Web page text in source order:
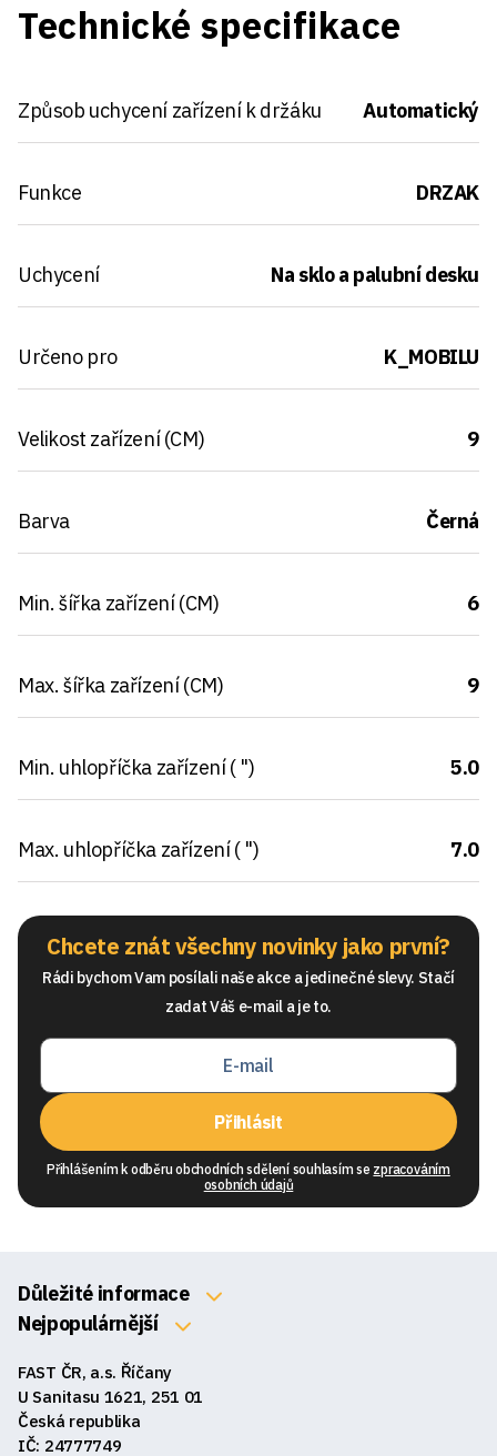
Technické specifikace
Způsob uchycení zařízení k držáku Automatický
Funkce DRZAK
Uchycení Na sklo a palubní desku
Určeno pro K_MOBILU
Velikost zařízení (CM) 9
Barva Černá
Min. šířka zařízení (CM) 6
Max. šířka zařízení (CM) 9
Min. uhlopříčka zařízení ( ") 5.0
Max. uhlopříčka zařízení ( ") 7.0
Chcete znát všechny novinky jako první?
Rádi bychom Vam posílali naše akce a jedinečné slevy. Stačí
zadat Váš e-mail a je to.
Přihlásit
Přihlášením k odběru obchodních sdělení souhlasím se zpracováním
osobních údajů
Důležité informace
O nás
Obchodní podmínky
Reklamace a vrácení zboží
Nejpopulárnější
Sluchátka
FAST ČR, a.s. Říčany
U Sanitasu 1621, 251 01
Česká republika
IČ: 24777749